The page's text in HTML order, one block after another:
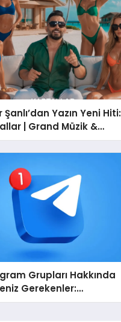
Şanlı’dan Yazın Yeni Hiti:
| Grand Müzik &
Ulaş İmzalı Yeni Şarkı
Grupları Hakkında
Gerekenler:
Topluluklarıyla